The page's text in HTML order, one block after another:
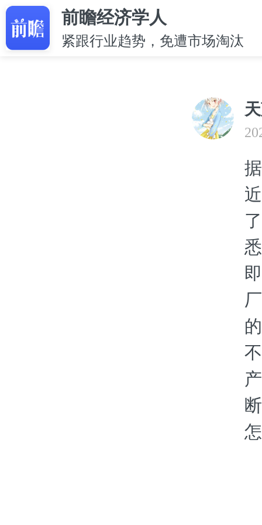
前瞻经济学人
紧跟行业趋势，免遭市场淘汰